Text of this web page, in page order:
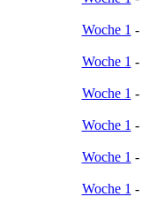
Woche 1 -
Woche 1 -
Woche 1 -
Woche 1 -
Woche 1 -
Woche 1 -